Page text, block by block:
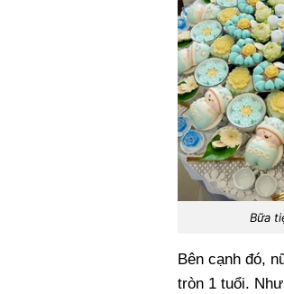
Bữa
Bên cạnh đó,
tròn 1 tuổi.